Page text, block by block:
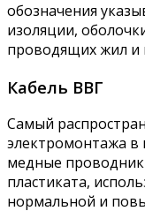
обозначения
изоляции,
проводящих жил и
Кабель ВВГ
Самый
электромонтажа
медные
пластиката,
нормальной и